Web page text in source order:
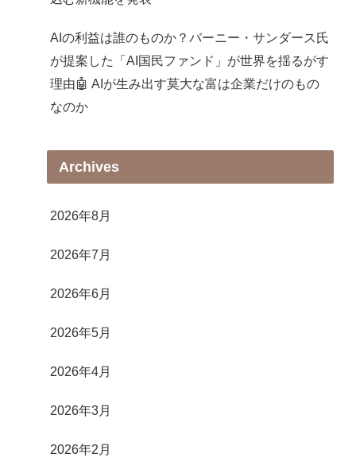
AIの利益は誰のものか？バーニー・サンダース氏
が提案した「AI国民ファンド」が世界を揺るがす
理由🤖 AIが生み出す莫大な富は企業だけのもの
なのか
Archives
2026年8月
2026年7月
2026年6月
2026年5月
2026年4月
2026年3月
2026年2月